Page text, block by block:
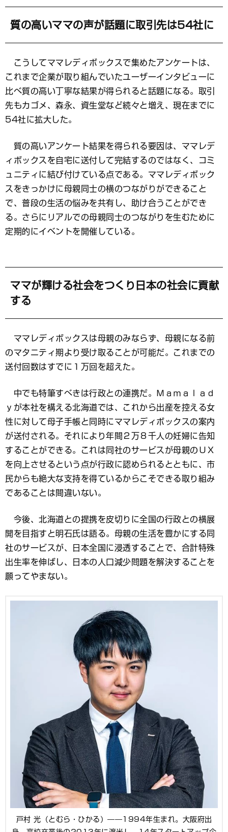
質の高いママの声が話題に取引先は54社に
こうしてママレディボックスで集めたアンケートは、
これまで企業が取り組んでいたユーザーインタビューに
比べ質の高い丁寧な結果が得られると話題になる。取引
先もカゴメ、森永、資生堂など続々と増え、現在までに
54社に拡大した。
質の高いアンケート結果を得られる要因は、ママレデ
ィボックスを自宅に送付して完結するのではなく、コミ
ュニティに結び付けている点である。ママレディボック
スをきっかけに母親同士の横のつながりができること
で、普段の生活の悩みを共有し、助け合うことができ
る。さらにリアルでの母親同士のつながりを生むために
定期的にイベントを開催している。
ママが輝ける社会をつくり日本の社会に貢献
する
ママレディボックスは母親のみならず、母親になる前
のマタニティ期より受け取ることが可能だ。これまでの
送付回数はすでに１万回を超えた。
中でも特筆すべきは行政との連携だ。Ｍａｍａｌａｄ
ｙが本社を構える北海道では、これから出産を控える女
性に対して母子手帳と同時にママレディボックスの案内
が送付される。それにより年間２万８千人の妊婦に告知
することができる。これは同社のサービスが母親のＵＸ
を向上させるという点が行政に認められるとともに、市
民からも絶大な支持を得ているからこそできる取り組み
であることは間違いない。
今後、北海道との提携を皮切りに全国の行政との横展
開を目指すと明石氏は語る。母親の生活を豊かにする同
社のサービスが、日本全国に浸透することで、合計特殊
出生率を伸ばし、日本の人口減少問題を解決することを
願ってやまない。
戸村 光（とむら・ひかる）――1994年生まれ。大阪府出